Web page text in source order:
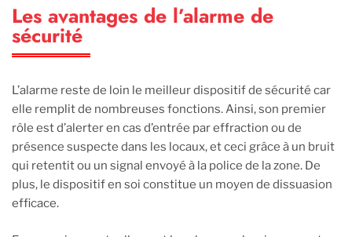
Les avantages de l’alarme de
sécurité
L’alarme reste de loin le meilleur dispositif de sécurité car
elle remplit de nombreuses fonctions. Ainsi, son premier
rôle est d’alerter en cas d’entrée par effraction ou de
présence suspecte dans les locaux, et ceci grâce à un bruit
qui retentit ou un signal envoyé à la police de la zone. De
plus, le dispositif en soi constitue un moyen de dissuasion
efficace.